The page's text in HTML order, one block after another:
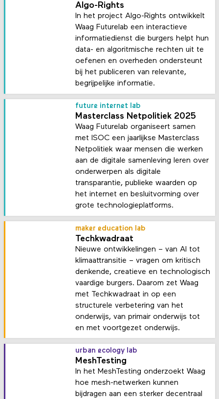
Algo-Rights
In het project Algo-Rights ontwikkelt
Waag Futurelab een interactieve
informatiedienst die burgers helpt hun
data- en algoritmische rechten uit te
oefenen en overheden ondersteunt
bij het publiceren van relevante,
begrijpelijke informatie.
future internet lab
Masterclass Netpolitiek 2025
Waag Futurelab organiseert samen
met ISOC een jaarlijkse Masterclass
Netpolitiek waar mensen die werken
aan de digitale samenleving leren over
onderwerpen als digitale
transparantie, publieke waarden op
het internet en besluitvorming over
grote technologieplatforms.
maker education lab
Techkwadraat
Nieuwe ontwikkelingen – van AI tot
klimaattransitie – vragen om kritisch
denkende, creatieve en technologisch
vaardige burgers. Daarom zet Waag
met Techkwadraat in op een
structurele verbetering van het
onderwijs, van primair onderwijs tot
en met voortgezet onderwijs.
urban ecology lab
MeshTesting
In het MeshTesting onderzoekt Waag
hoe mesh-netwerken kunnen
bijdragen aan een sterker decentraal